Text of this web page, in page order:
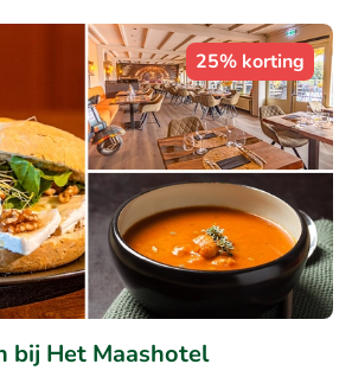
25% korting
bij Het Maashotel